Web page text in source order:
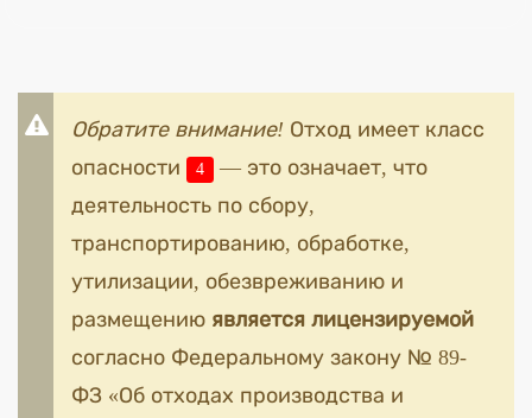
Обратите внимание! Отход имеет класс
опасности
4
— это означает, что
деятельность по сбору,
транспортированию, обработке,
утилизации, обезвреживанию и
размещению является лицензируемой
согласно Федеральному закону № 89-
ФЗ «Об отходах производства и